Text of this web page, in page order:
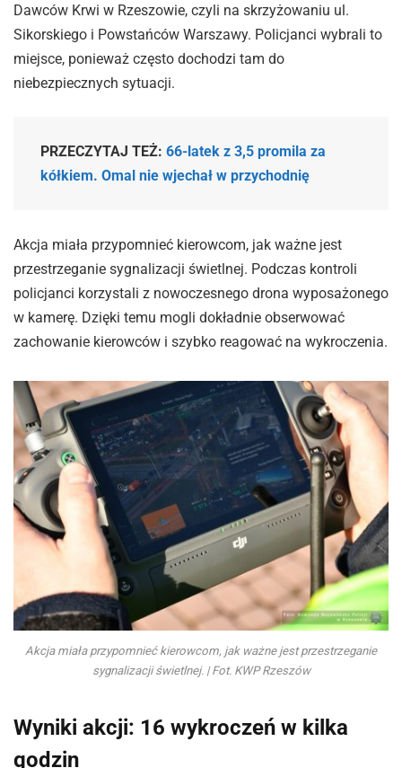
Dawców Krwi w Rzeszowie, czyli na skrzyżowaniu ul.
Sikorskiego i Powstańców Warszawy. Policjanci wybrali to
miejsce, ponieważ często dochodzi tam do
niebezpiecznych sytuacji.
PRZECZYTAJ TEŻ: 66-latek z 3,5 promila za
kółkiem. Omal nie wjechał w przychodnię
Akcja miała przypomnieć kierowcom, jak ważne jest
przestrzeganie sygnalizacji świetlnej. Podczas kontroli
policjanci korzystali z nowoczesnego drona wyposażonego
w kamerę. Dzięki temu mogli dokładnie obserwować
zachowanie kierowców i szybko reagować na wykroczenia.
Akcja miała przypomnieć kierowcom, jak ważne jest przestrzeganie
sygnalizacji świetlnej. | Fot. KWP Rzeszów
Wyniki akcji: 16 wykroczeń w kilka
godzin